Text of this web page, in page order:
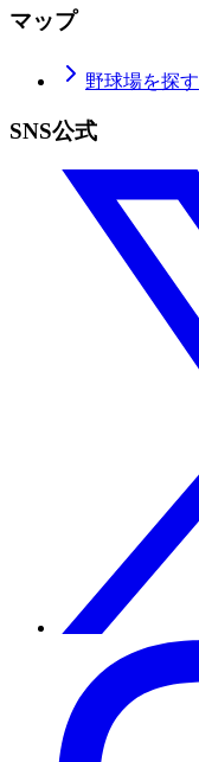
マップ
野球場を探す
SNS公式